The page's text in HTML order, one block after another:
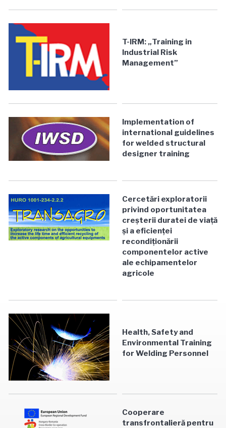
T-IRM: „Training in
Industrial Risk
Management”
Implementation of
international guidelines
for welded structural
designer training
Cercetări exploratorii
privind oportunitatea
creşterii duratei de viaţă
şi a eficienţei
recondiţionării
componentelor active
ale echipamentelor
agricole
Health, Safety and
Environmental Training
for Welding Personnel
Cooperare
transfrontalieră pentru